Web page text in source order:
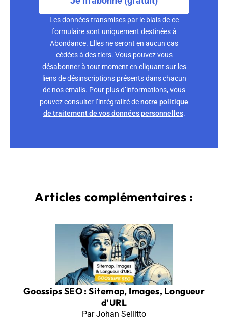
Les données transmises par le biais de ce
formulaire sont uniquement destinées à
Abondance. Elles ne seront en aucun cas
cédées à des tiers. Vous pouvez vous
désabonner à tout moment en cliquant sur les
liens de désinscriptions présents dans chacun
de nos emails. Pour plus d’informations, vous
pouvez consulter l’intégralité denotre politique
de traitement de vos données personnelles.
Articles complémentaires :
Goossips SEO : Sitemap, Images, Longueur
d’URL
Par Johan Sellitto